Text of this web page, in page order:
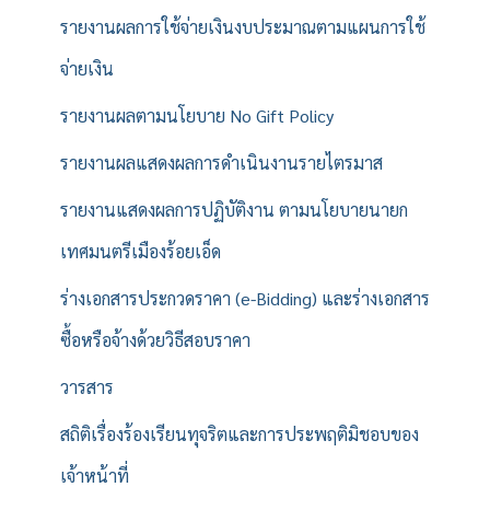
รายงานผลการใช้จ่ายเงินงบประมาณตามแผนการใช้
จ่ายเงิน
รายงานผลตามนโยบาย No Gift Policy
รายงานผลแสดงผลการดำเนินงานรายไตรมาส
รายงานแสดงผลการปฏิบัติงาน ตามนโยบายนายก
เทศมนตรีเมืองร้อยเอ็ด
ร่างเอกสารประกวดราคา (e-Bidding) และร่างเอกสาร
ซื้อหรือจ้างด้วยวิธีสอบราคา
วารสาร
สถิติเรื่องร้องเรียนทุจริตและการประพฤติมิชอบของ
เจ้าหน้าที่